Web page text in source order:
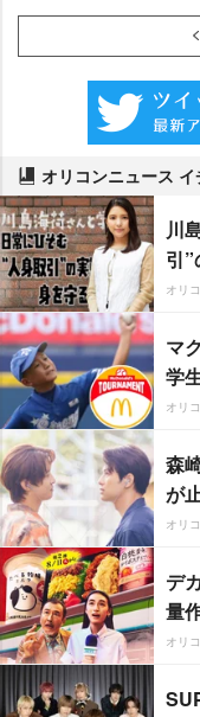
オリコンニュース
川
引
オリ
マ
学
オリ
森
が
オリ
デ
量
オリ